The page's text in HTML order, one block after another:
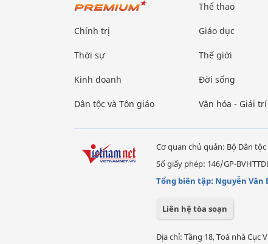
Chính trị
Thời sự
Kinh doanh
Dân tộc và Tôn giáo
Thể thao
Giáo dục
Thế giới
Đời sống
Văn hóa - Giải trí
Cơ quan chủ quản: Bộ Dân
Số giấy phép: 146/GP-
Tổng biên tập: Nguyễn Văn
Liên hệ tòa soạn
Địa chỉ: Tầng 18, Toà nhà Cục